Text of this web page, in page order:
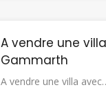
A vendre une
Gammarth
A vendre une villa